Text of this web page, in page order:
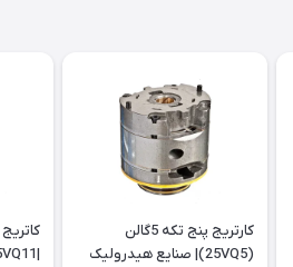
کارتریج پنج تکه 5گالن
(25VQ5)| صنایع هیدرولیک
|25VQ11